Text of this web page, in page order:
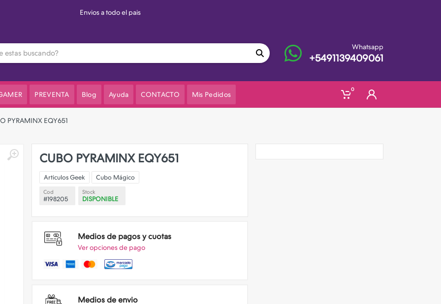
3 cuotas sin interes en el valor de lista
Whatsapp
+5491139409061
PREVENTA Blog Ayuda CONTACTO Mis Pedidos
0
PYRAMINX EQY651
CUBO PYRAMINX EQY651
Articulos Geek Cubo Mágico
Cod
#198205
Stock
DISPONIBLE
Medios de pagos y cuotas
Ver opciones de pago
Medios de envio